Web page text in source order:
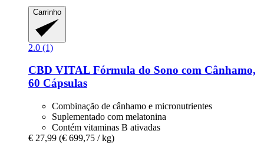
Carrinho
2.0 (1)
CBD VITAL Fórmula do Sono com Cânhamo,
60 Cápsulas
Combinação de cânhamo e micronutrientes
Suplementado com melatonina
Contém vitaminas B ativadas
€ 27,99 (€ 699,75 / kg)